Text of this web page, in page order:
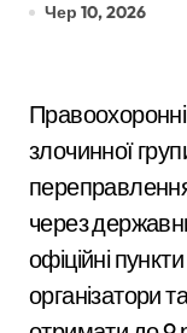
Чер 10, 2026
Правоохоронні органи зупинили діяльність
злочинної
переправлення
через
офіційні
організатори